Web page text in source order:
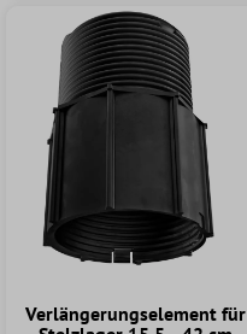
Verlängerungselement für